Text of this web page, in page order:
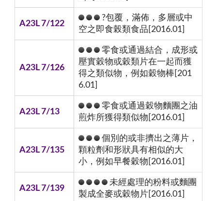
A23L 7/122
?包覆，滿佈，多層或中
空之即食榖類食品[2016.01]
A23L 7/126
零食或通過結合，成形或
壓實穀物或穀類片在一起而獲
得之類似物，例如穀物棒[201
6.01]
A23L 7/13
零食或通過穀物麵團之油
煎炸所獲得類似物[2016.01]
A23L 7/135
個別的或非擠出之薄片，
顆粒劑和形狀具有相似的大
小，例如早餐穀物[2016.01]
A23L 7/139
未經處理的粉料或麵團
製成全麥或穀物片[2016.01]